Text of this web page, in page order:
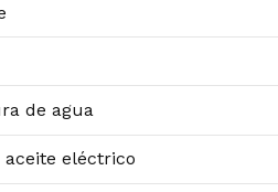
de agua
aceite eléctrico